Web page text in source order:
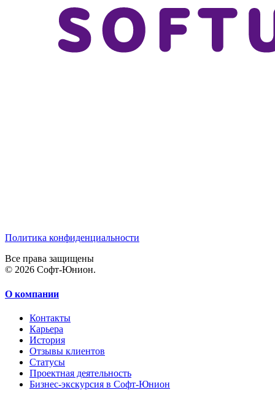
Политика конфиденциальности
Все права защищены
© 2026 Софт-Юнион.
О компании
Контакты
Карьера
История
Отзывы клиентов
Статусы
Проектная деятельность
Бизнес-экскурсия в Софт-Юнион